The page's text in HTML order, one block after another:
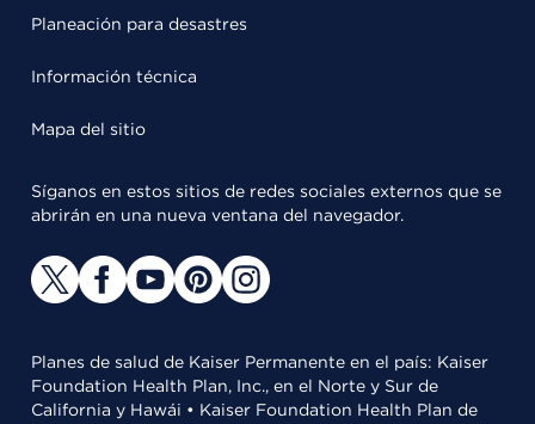
Planeación para desastres
Información técnica
Mapa del sitio
Síganos en estos sitios de redes sociales externos que se
abrirán en una nueva ventana del navegador.
Planes de salud de Kaiser Permanente en el país: Kaiser
Foundation Health Plan, Inc., en el Norte y Sur de
California y Hawái • Kaiser Foundation Health Plan de